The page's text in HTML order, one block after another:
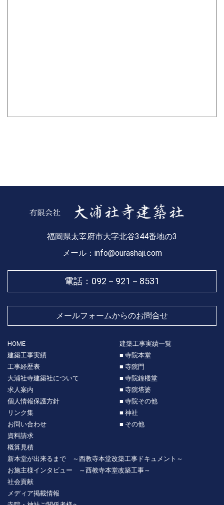
福岡県太宰府市大字北谷344番地の3
メール：info@ourashaji.com
電話： 092－921－8531
メールフォームからのお問合せ
HOME
建築工事実績
工事経歴表
大浦社寺建築社について
求人案内
個人情報保護方針
リンク集
お問い合わせ
資料請求
概算見積
建築工事実績一覧
■ 寺院本堂
■ 寺院門
■ 寺院鐘楼堂
■ 寺院塔婆
■ 寺院その他
■ 神社
■ その他
新本堂が出来るまで ～西教寺本堂改築工事ドキュメント～
お施主様インタビュー ～西教寺本堂改築工事～
社会貢献
メディア掲載情報